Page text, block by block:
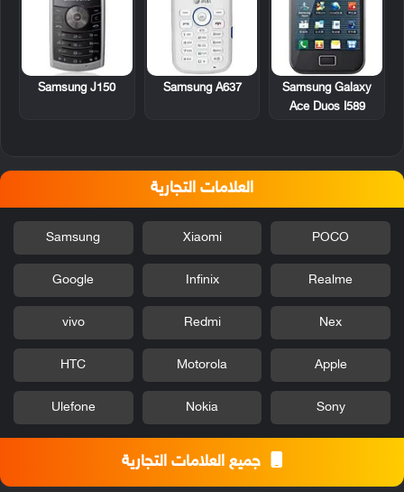
Samsung Galaxy
Ace Duos I589
Samsung A637
Samsung J150
العلامات التجارية
POCO
Xiaomi
Samsung
Realme
Infinix
Google
Nex
Redmi
vivo
Apple
Motorola
HTC
Sony
Nokia
Ulefone
جميع العلامات التجارية